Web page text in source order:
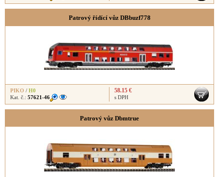
Patrový řídící vůz DBbuzf778
PIKO / H0
Kat. č.: 57621-46
58.15 €
s DPH
Patrový vůz Dbmtrue